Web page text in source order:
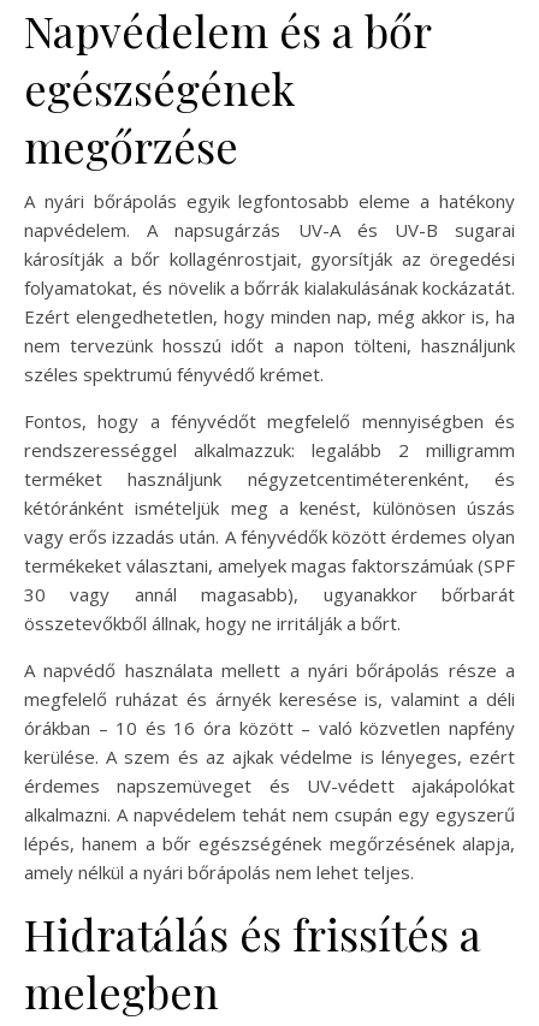
Napvédelem és a bőr
egészségének
megőrzése
A nyári bőrápolás egyik legfontosabb eleme a hatékony
napvédelem. A napsugárzás UV-A és UV-B sugarai
károsítják a bőr kollagénrostjait, gyorsítják az öregedési
folyamatokat, és növelik a bőrrák kialakulásának kockázatát.
Ezért elengedhetetlen, hogy minden nap, még akkor is, ha
nem tervezünk hosszú időt a napon tölteni, használjunk
széles spektrumú fényvédő krémet.
Fontos, hogy a fényvédőt megfelelő mennyiségben és
rendszerességgel alkalmazzuk: legalább 2 milligramm
terméket használjunk négyzetcentiméterenként, és
kétóránként ismételjük meg a kenést, különösen úszás
vagy erős izzadás után. A fényvédők között érdemes olyan
termékeket választani, amelyek magas faktorszámúak (SPF
30 vagy annál magasabb), ugyanakkor bőrbarát
összetevőkből állnak, hogy ne irritálják a bőrt.
A napvédő használata mellett a nyári bőrápolás része a
megfelelő ruházat és árnyék keresése is, valamint a déli
órákban – 10 és 16 óra között – való közvetlen napfény
kerülése. A szem és az ajkak védelme is lényeges, ezért
érdemes napszemüveget és UV-védett ajakápolókat
alkalmazni. A napvédelem tehát nem csupán egy egyszerű
lépés, hanem a bőr egészségének megőrzésének alapja,
amely nélkül a nyári bőrápolás nem lehet teljes.
Hidratálás és frissítés a
melegben